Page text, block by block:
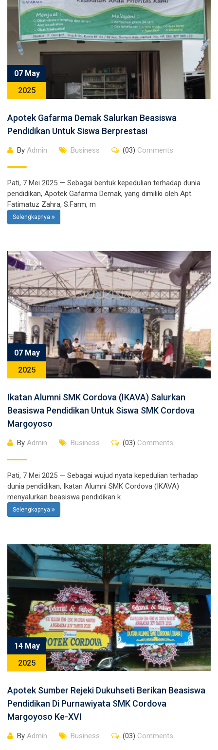
07 May
2025
Apotek Gafarma Demak Salurkan Beasiswa
Pendidikan Untuk Siswa Berprestasi
By Admin Business (03) Comments
Pati, 7 Mei 2025 — Sebagai bentuk kepedulian terhadap dunia
pendidikan, Apotek Gafarma Demak, yang dimiliki oleh Apt.
Fatimatuz Zahra, S.Farm, m
Selengkapnya
07 May
2025
Ikatan Alumni SMK Cordova (IKAVA) Salurkan
Beasiswa Pendidikan Untuk Siswa SMK Cordova
Margoyoso
By Admin Business (03) Comments
Pati, 7 Mei 2025 — Sebagai wujud nyata kepedulian terhadap
dunia pendidikan, Ikatan Alumni SMK Cordova (IKAVA)
menyalurkan beasiswa pendidikan k
Selengkapnya
14 May
2025
Apotek Sumber Rejeki Dukuhseti Berikan Beasiswa
Pendidikan Di Purnawiyata SMK Cordova
Margoyoso Ke-XVI
By Admin Business (03) Comments